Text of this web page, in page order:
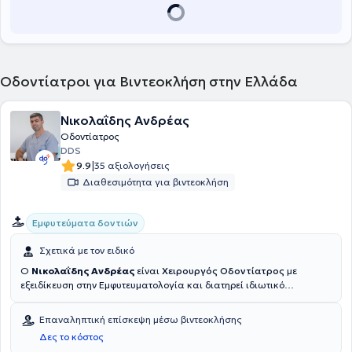
Οδοντίατροι για Βιντεοκλήση στην Ελλάδα
Νικολαΐδης Ανδρέας
Οδοντίατρος
DDS
9.9|35 αξιολογήσεις
Διαθεσιμότητα για βιντεοκλήση
Εμφυτεύματα δοντιών
Σχετικά με τον ειδικό
Ο Νικολαΐδης Ανδρέας είναι Χειρουργός Οδοντίατρος με
εξειδίκευση στην Εμφυτευματολογία και διατηρεί ιδιωτικό
Οδοντιατρική Σχολή του Κρατικού Πανεπιστημίου της Αγίας
Πετρούπολης το 2018, ενώ στη συνέχεια εξειδικεύτηκε στην
Εμφυτευματολογία στο Πανεπιστήμιο της Νέας Υόρκης (NYU), στο
Επαναληπτική επίσκεψη μέσω βιντεοκλήσης
Δες το κόστος